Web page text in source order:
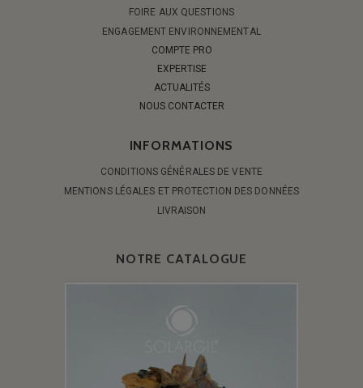
FOIRE AUX QUESTIONS
ENGAGEMENT ENVIRONNEMENTAL
COMPTE PRO
EXPERTISE
ACTUALITÉS
NOUS CONTACTER
INFORMATIONS
CONDITIONS GÉNÉRALES DE VENTE
MENTIONS LÉGALES ET PROTECTION DES DONNÉES
LIVRAISON
NOTRE CATALOGUE